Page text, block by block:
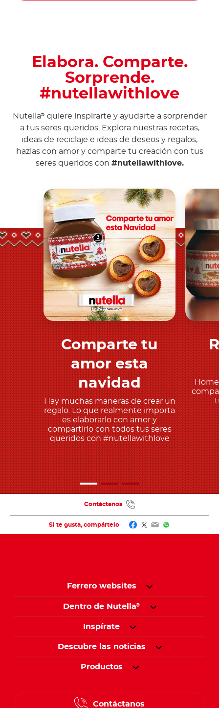
Elabora. Comparte.
Sorprende.
#nutellawithlove
Nutella® quiere inspirarte y ayudarte a sorprender
a tus seres queridos. Explora nuestras recetas,
ideas de reciclaje e ideas de deseos y regalos,
hazlas con amor y comparte tu creación con tus
seres queridos con #nutellawithlove.
Descubre más
Comparte tu
amor esta
navidad
Hay muchas maneras de crear un
regalo. Lo que realmente importa
es elaborarlo con amor y
compartirlo con todos tus seres
queridos con #nutellawithlove
Si te gusta, compártelo Facebook
Twitter
EmailWhatsApp
Contáctanos
Ferrero websites
Dentro de Nutella®
Inspírate
Descubre las noticias
Productos
Contáctanos